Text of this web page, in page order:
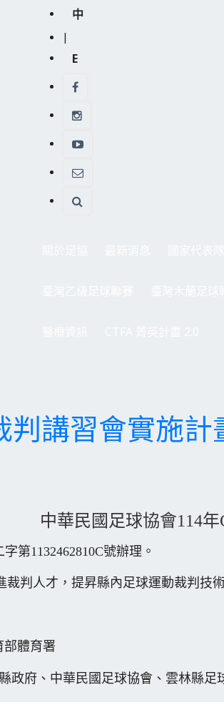
中
|
E
判講習會實施計
中華民國足球協會114
1132462810C號辦理。
人才，提昇縣內足球運動裁判技
體育署
府、中華民國足球協會、雲林縣足